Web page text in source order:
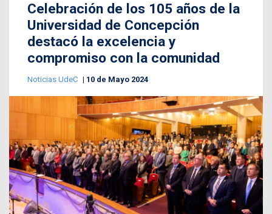
Celebración de los 105 años de la
Universidad de Concepción
destacó la excelencia y
compromiso con la comunidad
Noticias UdeC 10 de Mayo 2024